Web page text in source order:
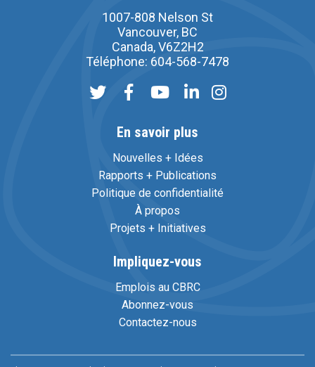
1007-808 Nelson St
Vancouver, BC
Canada, V6Z2H2
Téléphone: 604-568-7478
En savoir plus
Nouvelles + Idées
Rapports + Publications
Politique de confidentialité
À propos
Projets + Initiatives
Impliquez-vous
Emplois au CBRC
Abonnez-vous
Contactez-nous